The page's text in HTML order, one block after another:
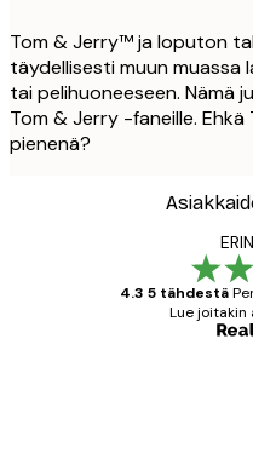
Tom & Jerry™ ja loputon
täydellisesti muun
tai pelihuoneeseen. Nämä
Tom & Jerry -faneille.
pienenä?
4.3 5 tähdestä
Lue joitakin